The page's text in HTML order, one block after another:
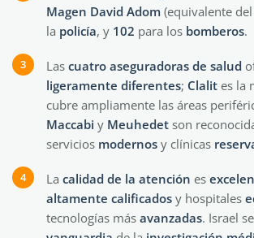
Magen David Adom (equivalente del
la policía, y 102 para los bomberos.
Las cuatro aseguradoras de salud
ligeramente diferentes; Clalit es la
cubre ampliamente las áreas
Maccabi y Meuhedet son
servicios modernos y clínicas
La calidad de la atención es
altamente calificados y hospitales
tecnologías más avanzadas. Israel